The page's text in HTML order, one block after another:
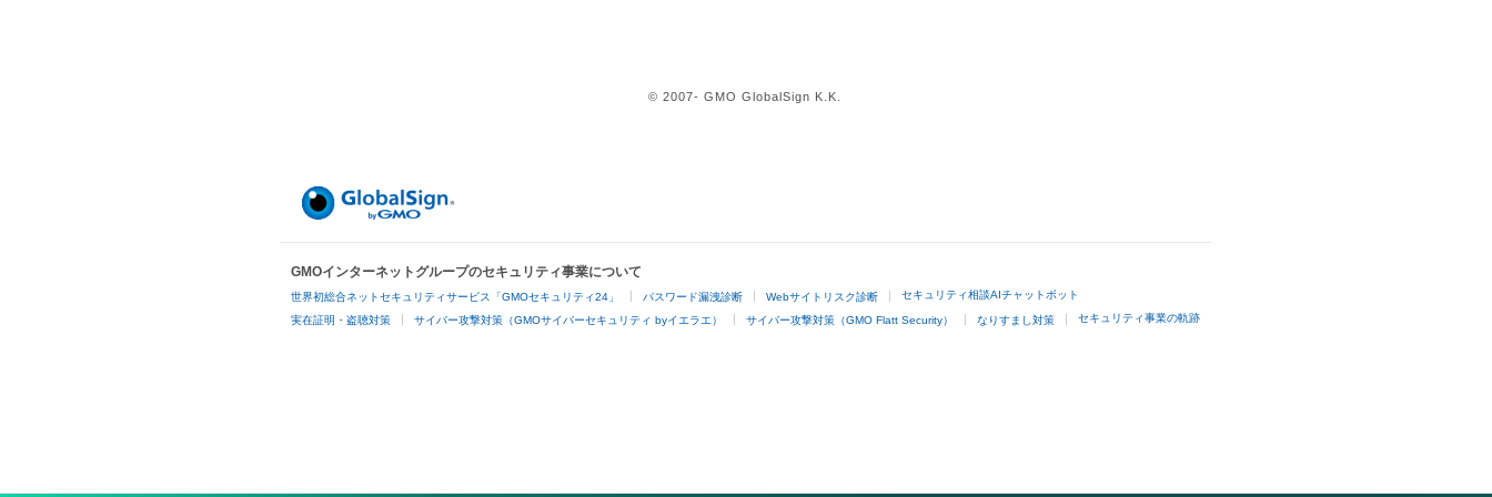
© 2007- GMO GlobalSign K.K.
GMOインターネットグループのセキュリティ事業について
世界初総合ネットセキュリティサービス「GMOセキュリティ24」 パスワード漏洩診断 Webサイトリスク診断 セキュリティ相談AIチャットボット
実在証明・盗聴対策 サイバー攻撃対策（GMOサイバーセキュリティ byイエラエ） サイバー攻撃対策（GMO Flatt Security） なりすまし対策 セキュリティ事業の軌跡